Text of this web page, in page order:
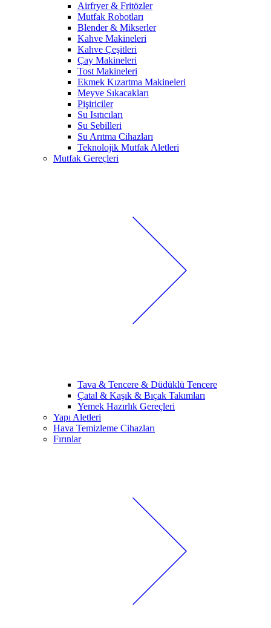
Airfryer & Fritözler
Mutfak Robotları
Blender & Mikserler
Kahve Makineleri
Kahve Çeşitleri
Çay Makineleri
Tost Makineleri
Ekmek Kızartma Makineleri
Meyve Sıkacakları
Pişiriciler
Su Isıtıcıları
Su Sebilleri
Su Arıtma Cihazları
Teknolojik Mutfak Aletleri
Mutfak Gereçleri
Tava & Tencere & Düdüklü Tencere
Çatal & Kaşık & Bıçak Takımları
Yemek Hazırlık Gereçleri
Yapı Aletleri
Hava Temizleme Cihazları
Fırınlar